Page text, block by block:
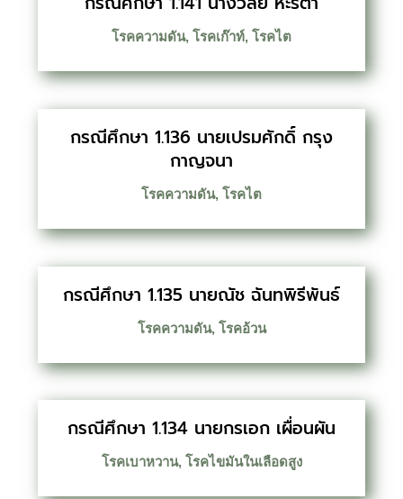
โรคความดัน, โรคเก๊าท์, โรคไต
กรณีศึกษา 1.136 นายเปรมศักดิ์ กรุง
กาญจนา
โรคความดัน, โรคไต
กรณีศึกษา 1.135 นายณัช ฉันทพิรีพันธ์
โรคความดัน, โรคอ้วน
กรณีศึกษา 1.134 นายกรเอก เผื่อนผัน
โรคเบาหวาน, โรคไขมันในเลือดสูง